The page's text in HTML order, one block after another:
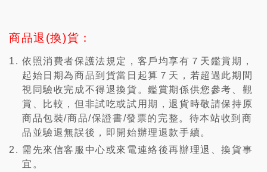
商品退(換)貨：
依照消費者保護法規定，客戶均享有７天鑑賞期，
起始日期為商品到貨當日起算７天，若超過此期間
視同驗收完成不得退換貨。鑑賞期係供您參考、觀
賞、比較，但非試吃或試用期，退貨時敬請保持原
商品包裝/商品/保證書/發票的完整。待本站收到商
品並驗退無誤後，即開始辦理退款手續。
需先來信客服中心或來電連絡後再辦理退、換貨事
宜。